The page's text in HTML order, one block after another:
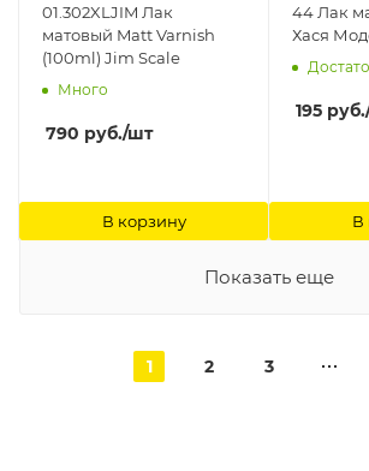
01.302XLJIM Лак
матовый Matt Varnish
(100ml) Jim Scale
Много
790 руб./шт
В корзину
44 Лак
Хася
195 руб.
В
Показать еще
1 2 3